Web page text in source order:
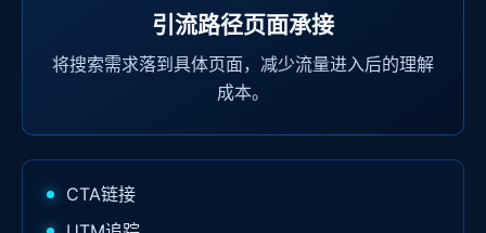
引流路径页面承接
将搜索需求落到具体页面，减少流量进入后的理解
成本。
CTA链接